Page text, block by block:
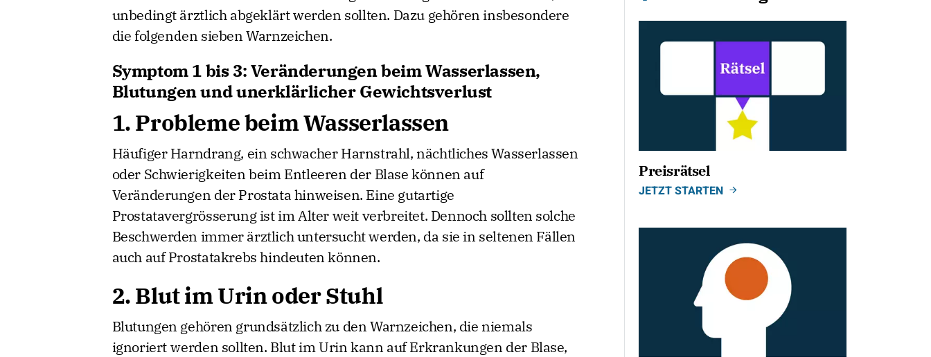
unbedingt ärztlich abgeklärt werden sollten. Dazu gehören insbesondere
die folgenden sieben Warnzeichen.
Symptom 1 bis 3: Veränderungen beim Wasserlassen,
Blutungen und unerklärlicher Gewichtsverlust
1. Probleme beim Wasserlassen
Häufiger Harndrang, ein schwacher Harnstrahl, nächtliches Wasserlassen
oder Schwierigkeiten beim Entleeren der Blase können auf
Veränderungen der Prostata hinweisen. Eine gutartige
Prostatavergrösserung ist im Alter weit verbreitet. Dennoch sollten solche
Beschwerden immer ärztlich untersucht werden, da sie in seltenen Fällen
auch auf Prostatakrebs hindeuten können.
2. Blut im Urin oder Stuhl
Blutungen gehören grundsätzlich zu den Warnzeichen, die niemals
ignoriert werden sollten. Blut im Urin kann auf Erkrankungen der Blase,
Preisrätsel
JETZT STARTEN